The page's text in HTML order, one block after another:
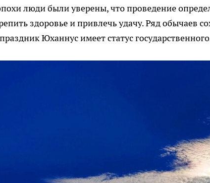
люди были уверены, что проведение
здоровье и привлечь удачу. Ряд обычаев
Юханнус имеет статус